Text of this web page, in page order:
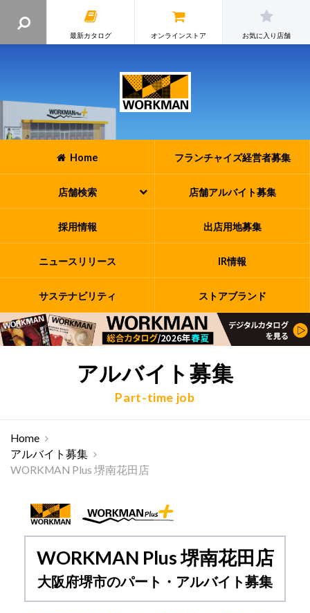
最新カタログ オンラインストア お気に入り店舗
Home フランチャイズ経営者募集
店舗検索 店舗アルバイト募集
採用情報 出店用地募集
ニュースリリース IR情報
サステナビリティ ストアブランド
アルバイト募集
Part-time job
Home
アルバイト募集
WORKMAN Plus 堺南花田店
WORKMAN Plus 堺南花田店
大阪府堺市のパート・アルバイト募集